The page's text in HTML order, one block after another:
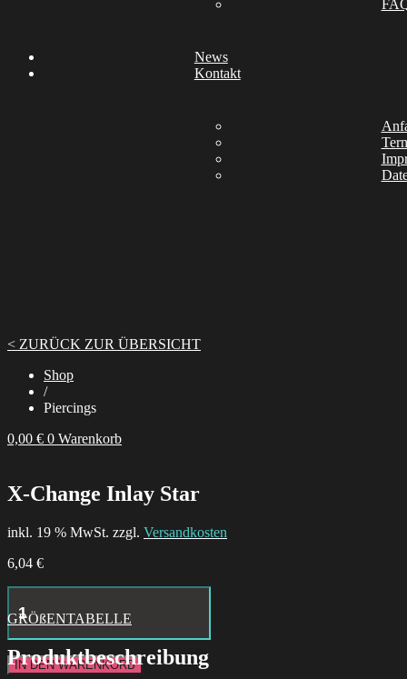
News
Kontakt
< ZURÜCK ZUR ÜBERSICHT
Shop
/
Piercings
0,00 € 0 Warenkorb
X-Change Inlay Star
inkl. 19 % MwSt. zzgl. Versandkosten
6,04 €
Little
Moth
Hoops
Menge
IN DEN WARENKORB
GRÖßENTABELLE
Produktbeschreibung